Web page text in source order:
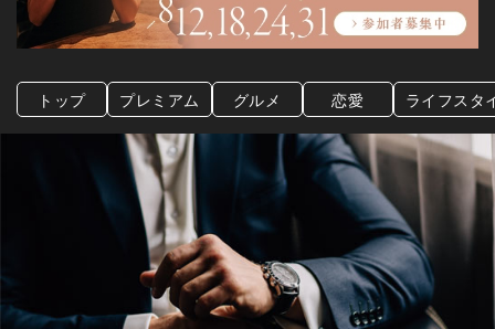
トップ プレミアム グルメ 恋愛 ライフスタ